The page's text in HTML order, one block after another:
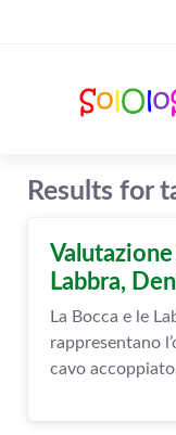
Results for
Labbra,
La Bocca e le
rappresentano
cavo